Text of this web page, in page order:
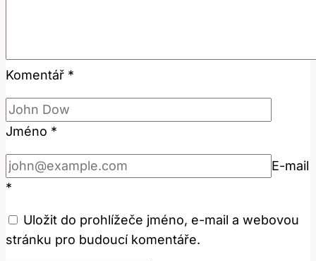
Komentář *
Jméno *
E-mail
*
Uložit do prohlížeče jméno, e-mail a webovou
stránku pro budoucí komentáře.